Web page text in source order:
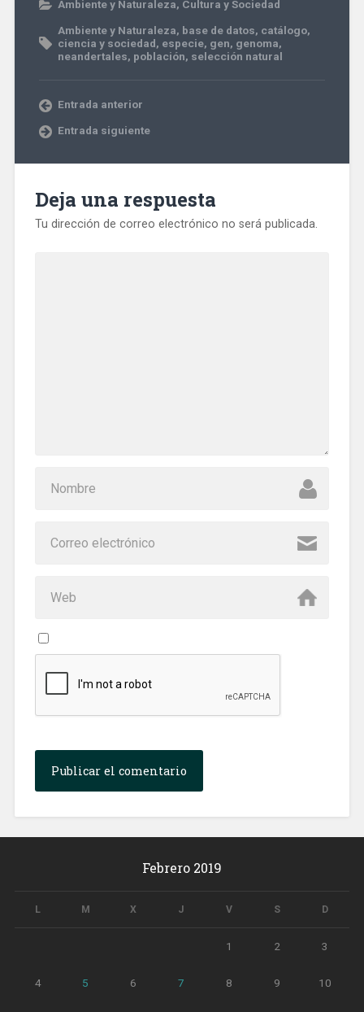
Ambiente y Naturaleza, Cultura y Sociedad
Ambiente y Naturaleza, base de datos, catálogo,
ciencia y sociedad, especie, gen, genoma,
neandertales, población, selección natural
Entrada anterior
Entrada siguiente
Deja una respuesta
Tu dirección de correo electrónico no será publicada.
Febrero 2019
L M X J V S D
1 2 3
4 5 6 7 8 9 10